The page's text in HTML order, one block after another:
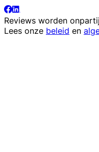
Reviews worden
Lees onze beleid en